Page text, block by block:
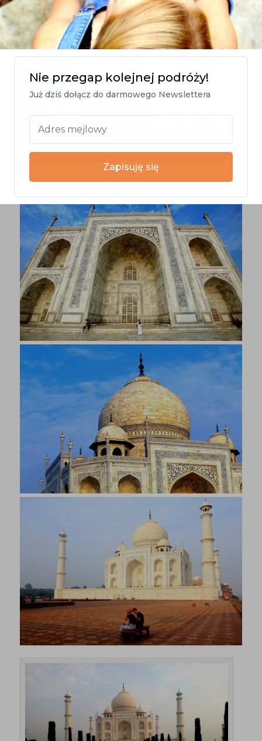
Nie przegap kolejnej podróży!
Już dziś dołącz do darmowego Newslettera
Zapisuję się
całe indyjskie rodziny przyjeżdżają tutaj na sesje zdjęciowe
a teraz kilka zdjęć Taj Mahal z innej strony